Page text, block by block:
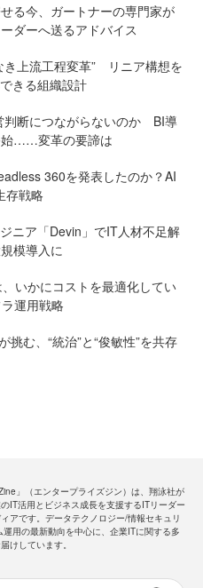
る今、ガートナーの専門家が
ダーへ送るアドバイス
き上流工程変革” リニア構想を
きる組織設計
判断につながらないのか BI導
始……変革の要諦は
360を発表したのか？AI
存戦略
ニア「Devin」でIT人材不足解
模導入に
いかにコストを最適化してい
運用戦略
む、“統治”と“俊敏性”を共存
」（エンタープライズジン）は、翔泳社が
IT活用とビジネス成長を支援するITリーダー
アです。データテクノロジー/情報セキュリ
運用の最新動向を中心に、企業ITに関する多
けしています。